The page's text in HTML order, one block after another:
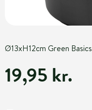
Ø13xH12cm Green Basics
19,95 kr.